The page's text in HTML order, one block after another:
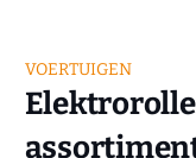
VOERTUIGEN